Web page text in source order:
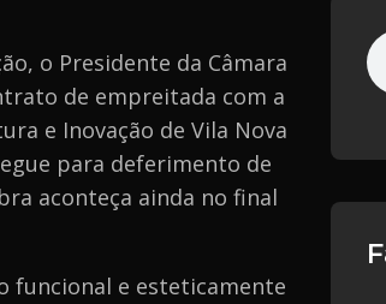
o Presidente da Câmara
de empreitada com a
e Inovação de Vila Nova
para deferimento de
aconteça ainda no final
funcional e esteticamente